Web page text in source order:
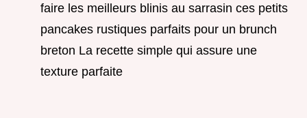
faire les meilleurs blinis au sarrasin ces petits
pancakes rustiques parfaits pour un brunch
breton La recette simple qui assure une
texture parfaite